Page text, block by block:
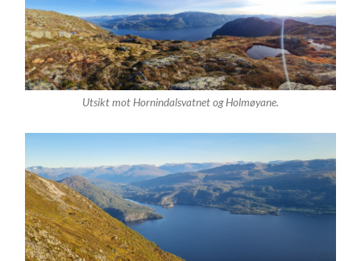
Utsikt mot Hornindalsvatnet og Holmøyane.